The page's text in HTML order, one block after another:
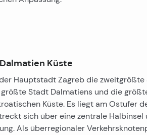
Küste
Hauptstadt Zagreb die zweitgrößte
größte Stadt Dalmatiens und die
Küste. Es liegt am Ostufer
sich über eine zentrale Halbinsel
Als überregionaler